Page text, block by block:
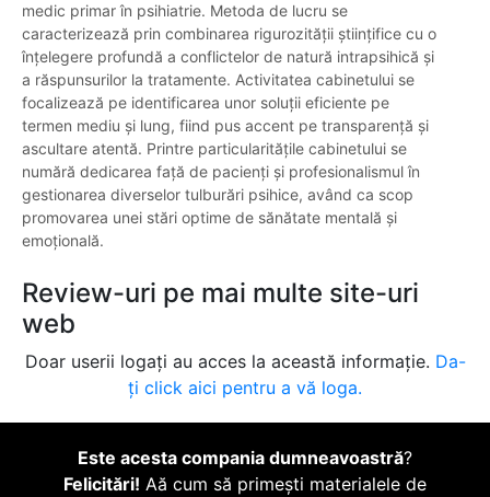
medic primar în psihiatrie. Metoda de lucru se
caracterizează prin combinarea rigurozității științifice cu o
înțelegere profundă a conflictelor de natură intrapsihică și
a răspunsurilor la tratamente. Activitatea cabinetului se
focalizează pe identificarea unor soluții eficiente pe
termen mediu și lung, fiind pus accent pe transparență și
ascultare atentă. Printre particularitățile cabinetului se
numără dedicarea față de pacienți și profesionalismul în
gestionarea diverselor tulburări psihice, având ca scop
promovarea unei stări optime de sănătate mentală și
emoțională.
Review-uri pe mai multe site-uri
web
Doar userii logați au acces la această informație. Da-
ți click aici pentru a vă loga.
Este acesta compania dumneavoastră?
Felicitări! Aă cum să primești materialele de